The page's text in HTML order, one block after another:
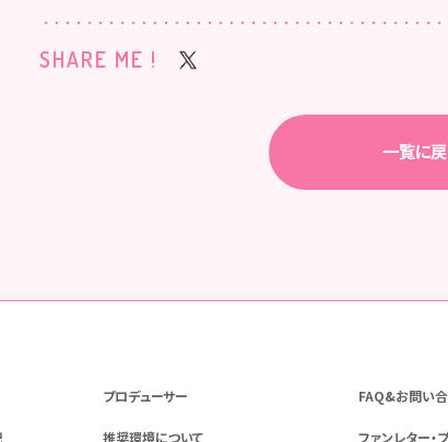
SHARE ME !
一覧に
プロデューサー FAQ&お問い
推奨環境について ファンレター・